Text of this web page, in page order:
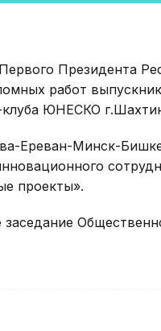
Президента
работ
ЮНЕСКО
Ереван-Минск-
проекты».
заседание